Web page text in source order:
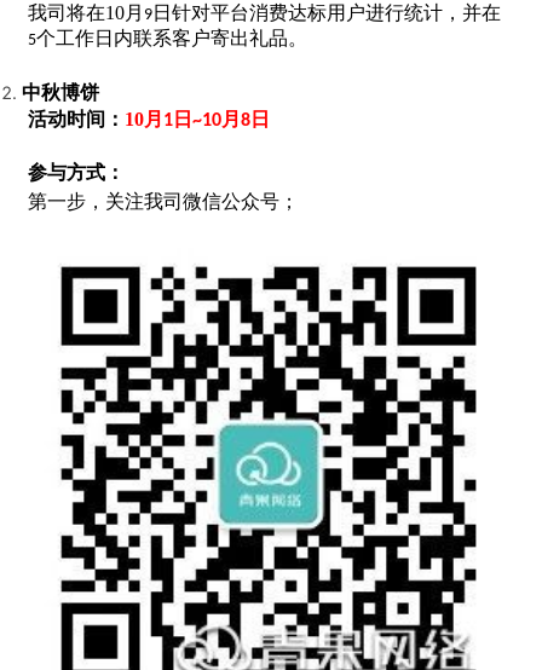
我司将在10月 9 日针对平台消费达标用户进行统计，并在
5个工作日内联系客户寄出礼品。
中秋博饼
活动时间： 10月 1 日~10月8 日
参与方式：
第一步，关注我司微信公众号；